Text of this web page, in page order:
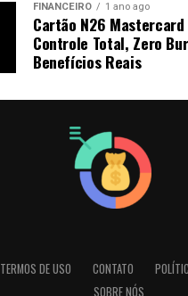
FINANCEIRO 1 ano ago
Cartão N26
Controle Total, Zero
Benefícios Reais
TERMOS DE USO CONTATO
SOBRE NÓS